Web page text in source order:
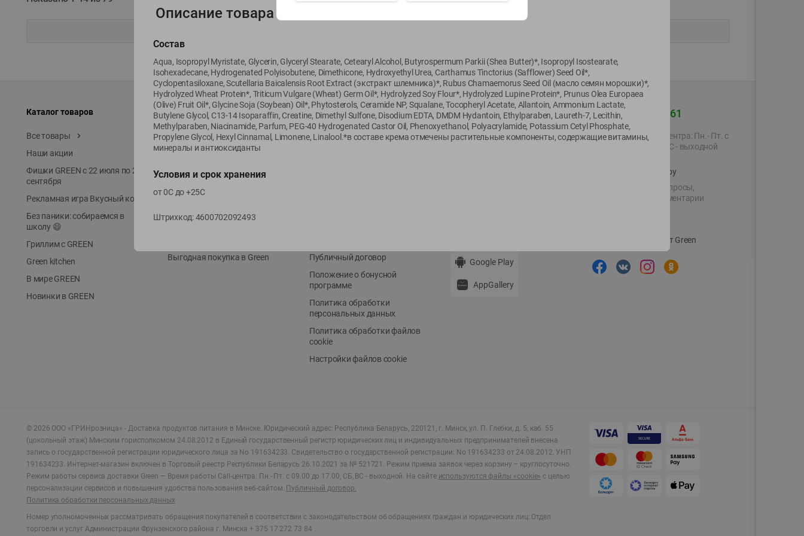
Каталог товаров
Все товары
Наши акции
Фишки GREEN с 22 июля по 22
сентября
Рекламная игра Вкусный код
Без паники: собираемся в
школу 😄
Гриллим с GREEN
Green kitchen
В мире GREEN
Новинки в GREEN
Специально для вас
Акции
Местное известное
ЭКОлиния
Prime Steak
Первое правило
Выгодная покупка в Green
О сервисе
Оплата
Публичный договор
Положение о бонусной
программе
Политика обработки
персональных данных
Политика обработки файлов
cookie
Настройки файлов cookie
Мой Green
История покупок
Google Play
AppGallery
+375 44 560-60-61
Время работы Call-центра: Пн.- Пт. с
09.00 до 17.00, СБ, ВС - выходной
shop@green-market.by
Пишите нам свои вопросы,
предложения и комментарии
Корпоративный сайт Green
© 2026 ООО «ГРИНрозница» - Доставка продуктов питания в Минске. Юридический адрес: Республика Беларусь, 220121, г. Минск, ул. П. Глебки, д. 5, каб. 55
(цокольный этаж) Минским горисполкомом 24.08.2012 в Единый государственный регистр юридических лиц и индивидуальных предпринимателей внесена
запись о государственной регистрации юридического лица за No 191634233. Свидетельство о государственной регистрации: No 191634233 от 24.08.2012. УНП
191634233. Интернет-магазин включен в Торговый реестр Республики Беларусь 26.10.2021 за № 521721. Режим приема заявок через корзину – круглосуточно.
Режим работы сервиса доставки Green — Время работы Call-центра: Пн.- Пт. с 09.00 до 17.00, СБ, ВС - выходной. На сайте используются файлы «cookie» с целью
персонализации сервисов и повышения удобства пользования веб-сайтом. Публичный договор.
Политика обработки персональных данных
Номер уполномоченных рассматривать обращения покупателей в соответствии с законодательством об обращениях граждан и юридических лиц: Отдел
торговли и услуг Администрации Фрунзенского района г. Минска + 375 17 272 73 84 .
Описание товара
Состав
Aqua, Isopropyl Myristate, Glycerin, Glyceryl Stearate, Cetearyl Alcohol, Butyrospermum Parkii (Shea Butter)*, Isopropyl Isostearate,
Isohexadecane, Hydrogenated Polyisobutene, Dimethicone, Hydroxyethyl Urea, Carthamus Tinctorius (Safflower) Seed Oil*,
Cyclopentasiloxane, Scutellaria Baicalensis Root Extract (экстракт шлемника)*, Rubus Chamaemorus Seed Oil (масло семян морошки)*,
Hydrolyzed Wheat Protein*, Triticum Vulgare (Wheat) Germ Oil*, Hydrolyzed Soy Flour*, Hydrolyzed Lupine Protein*, Prunus Olea Europaea
(Olive) Fruit Oil*, Glycine Soja (Soybean) Oil*, Phytosterols, Ceramide NP, Squalane, Tocopheryl Acetate, Allantoin, Ammonium Lactate,
Butylene Glycol, C13-14 Isoparaffin, Creatine, Dimethyl Sulfone, Disodium EDTA, DMDM Hydantoin, Ethylparaben, Laureth-7, Lecithin,
Methylparaben, Niacinamide, Parfum, PEG-40 Hydrogenated Castor Oil, Phenoxyethanol, Polyacrylamide, Potassium Cetyl Phosphate,
Propylene Glycol, Hexyl Cinnamal, Limonene, Linalool.*в составе крема отмечены растительные компоненты, содержащие витамины,
минералы и антиоксиданты
Условия и срок хранения
от 0С до +25С
Штрихкод:4600702092493